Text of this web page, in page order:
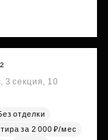
3 секция, 10
отделки
за 2 000 ₽/мес